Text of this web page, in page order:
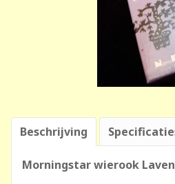
Beschrijving
Morningstar wierook